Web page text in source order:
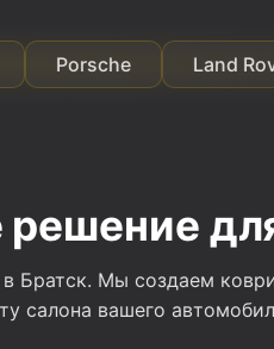
Land Rover
Братск. Мы создаем
салона вашего